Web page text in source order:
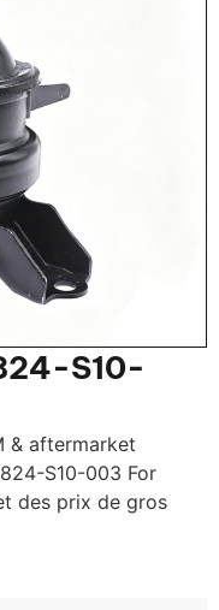
S10-
& aftermarket
S10-003 For
des prix de gros